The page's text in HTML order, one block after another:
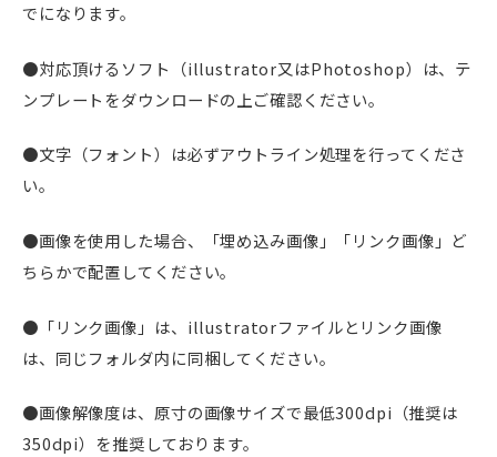
でになります。
●対応頂けるソフト（illustrator又はPhotoshop）は、テ
ンプレートをダウンロードの上ご確認ください。
●文字（フォント）は必ずアウトライン処理を行ってくださ
い。
●画像を使用した場合、「埋め込み画像」「リンク画像」ど
ちらかで配置してください。
●「リンク画像」は、illustratorファイルとリンク画像
は、同じフォルダ内に同梱してください。
●画像解像度は、原寸の画像サイズで最低300dpi（推奨は
350dpi）を推奨しております。